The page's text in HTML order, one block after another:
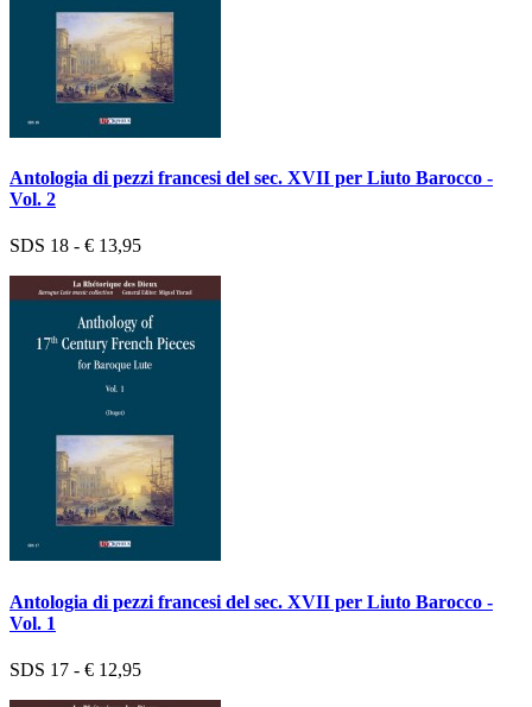
Antologia di pezzi francesi del sec. XVII per Liuto Barocco -
Vol. 2
SDS 18 - € 13,95
Antologia di pezzi francesi del sec. XVII per Liuto Barocco -
Vol. 1
SDS 17 - € 12,95